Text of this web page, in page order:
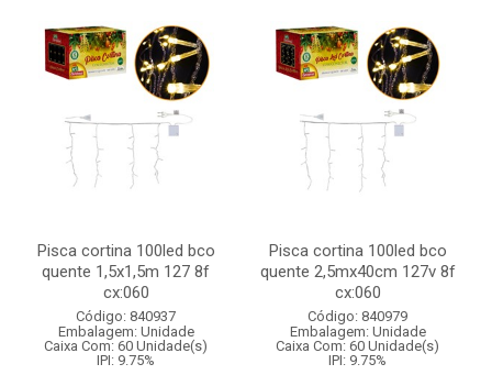
Pisca cortina 100led bco
quente 1,5x1,5m 127 8f
cx:060
Código: 840937
Embalagem: Unidade
Caixa Com: 60 Unidade(s)
IPI: 9.75%
Pisca cortina 100led bco
quente 2,5mx40cm 127v 8f
cx:060
Código: 840979
Embalagem: Unidade
Caixa Com: 60 Unidade(s)
IPI: 9.75%